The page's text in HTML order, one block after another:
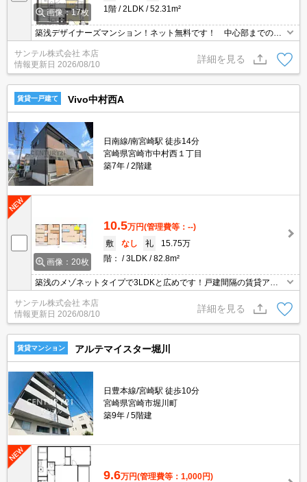
画像：17枚
1階
2LDK 52.31m²
築浅デザイナーズマンション！ネット無料です！ 中心部までのア
クセスも良好です♪
サンテル株式会社 本店
情報更新日 2026/08/10
詳細を見る
賃貸一戸建て Vivo中村西A
日南線/南宮崎駅 徒歩14分
宮崎県宮崎市中村西１丁目
築7年
2階建
画像：20枚
10.5万円(管理費等：--)
敷
なし 礼
15.75万
階：
3LDK 82.8m²
築浅のメゾネットタイプで3LDKと広めです！戸建間隔の賃貸アパ
ートです。
サンテル株式会社 本店
情報更新日 2026/08/10
詳細を見る
賃貸マンション アルテマイスター堀川
日豊本線/宮崎駅 徒歩10分
宮崎県宮崎市堀川町
築9年
5階建
9.6万円(管理費等：1,000円)